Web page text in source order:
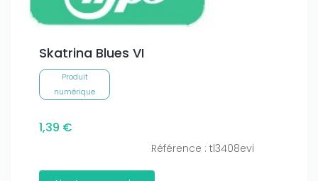
Skatrina Blues VI
Produit
numérique
1,39 €
Référence : tl3408evi